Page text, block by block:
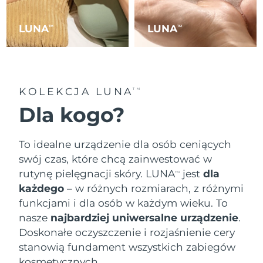
LUNATM LUNATM
KOLEKCJA LUNATM
Dla kogo?
To idealne urządzenie dla osób ceniących
swój czas, które chcą zainwestować w
rutynę pielęgnacji skóry. LUNATM jestdla
każdego – w różnych rozmiarach, z różnymi
funkcjami i dla osób w każdym wieku. To
nasze najbardziej uniwersalne urządzenie.
Doskonałe oczyszczenie i rozjaśnienie cery
stanowią fundament wszystkich zabiegów
All revitalizing eye massagers
Advanced pore care essentials
Serum
For healthy hair
issa™ Teeth Whitening Gel
18% PAP
Kosmetyki Mężczyźni
FOREO APP
O NAS
Gibraltar
8/13/26
Grecja
Oczekiwany czas dostawy
8/9/26
Węgry
Islandia
Oczekiwany czas dostawy
Indonezja
Oczekiwany czas dostawy
8/7/26
Irlandia
Oczekiwany czas dostawy
8/9/26
Wyspa Man
Oczekiwany czas dostawy